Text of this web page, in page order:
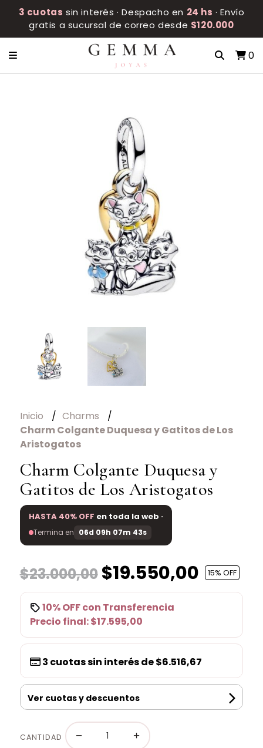
3 cuotas sin interés · Despacho en 24 hs · Envío
gratis a sucursal de correo desde $120.000
0
Inicio
Charms
Charm Colgante Duquesa y Gatitos de Los
Aristogatos
Charm Colgante Duquesa y
Gatitos de Los Aristogatos
HASTA 40% OFF en toda la web ·
Termina en 06d 09h 07m 43s
$23.000,00$19.550,00 15% OFF
10% OFFcon Transferencia
Precio final:$17.595,00
3 cuotas sin interés de$6.516,67
Ver cuotas y descuentos
CANTIDAD − +